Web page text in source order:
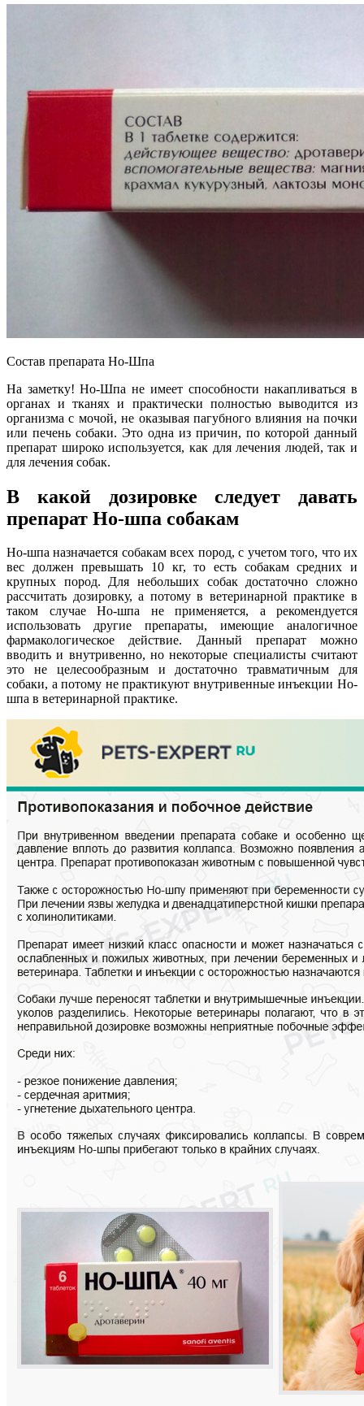
Состав препарата Но-Шпа
На заметку! Но-Шпа не имеет способности накапливаться в
органах и тканях и практически полностью выводится из
организма с мочой, не оказывая пагубного влияния на почки
или печень собаки. Это одна из причин, по которой данный
препарат широко используется, как для лечения людей, так и
для лечения собак.
В какой дозировке следует давать
препарат Но-шпа собакам
Но-шпа назначается собакам всех пород, с учетом того, что их
вес должен превышать 10 кг, то есть собакам средних и
крупных пород. Для небольших собак достаточно сложно
рассчитать дозировку, а потому в ветеринарной практике в
таком случае Но-шпа не применяется, а рекомендуется
использовать другие препараты, имеющие аналогичное
фармакологическое действие. Данный препарат можно
вводить и внутривенно, но некоторые специалисты считают
это не целесообразным и достаточно травматичным для
собаки, а потому не практикуют внутривенные инъекции Но-
шпа в ветеринарной практике.